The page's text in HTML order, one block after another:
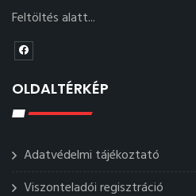
Feltöltés alatt...
OLDALTÉRKÉP
Adatvédelmi tájékoztató
Viszonteladói regisztráció